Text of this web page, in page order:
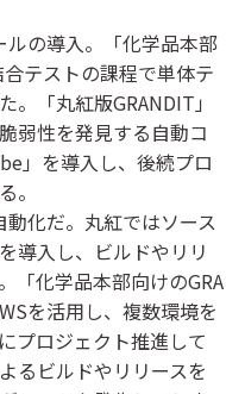
の導入。「化学品本部
テストの課程で単体テ
「丸紅版GRANDIT」
弱性を発見する自動コ
」を導入し、後続プロ
。
化だ。丸紅ではソース
導入し、ビルドやリリ
「化学品本部向けのGRA
を活用し、複数環境を
プロジェクト推進して
るビルドやリリースを